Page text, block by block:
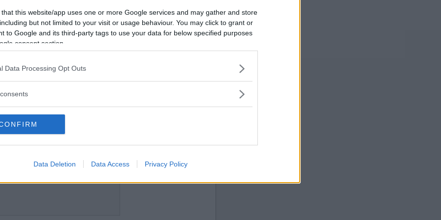
that this website/app uses one or more Google services and may gather and store
but not limited to your visit or usage behaviour. You may click to grant or
to Google and its third-party tags to use your data for below specified purposes
consent section.
Data Processing Opt Outs
Data Deletion Data Access Privacy Policy
Vill du bli
medlem?